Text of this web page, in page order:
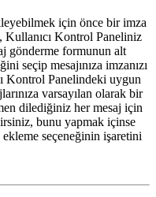
için önce bir imza
Kullanıcı Kontrol Paneliniz
gönderme formunun alt
seçip mesajınıza imzanızı
Kontrol Panelindeki uygun
varsayılan olarak bir
dilediğiniz her mesaj için
bunu yapmak içinse
seçeneğinin işaretini